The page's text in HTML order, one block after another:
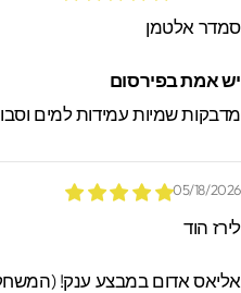
אלטמן
אמת בפירסום
שמיות עמידות למים וסבון
05/18/
הוד